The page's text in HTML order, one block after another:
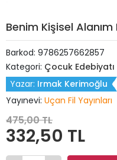
Benim Kişisel
Barkod: 9786257662857
Kategori: Çocuk Edebiyatı
Yazar: Irmak Kerimoğlu
Yayınevi: Uçan Fil Yayınları
475,00 TL
332,50 TL